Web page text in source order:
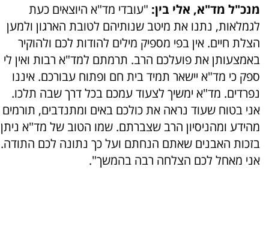
מנכ"ל מד"א, אלי בין: "עובדי מד"א היוצאים כעת
לגמלאות, נתנו את מיטב שנותיהם לטובת הארגון ולמען
הצלת חיים. אין בפי מספיק מילים להודות לכם ולהוקיר
באמצעותן את פועלכם הרב. תרמתם למד"א רבות ואין לי
ספק כי מד"א יישאר תמיד בית חם ופתוח עבורכם. איננו
נפרדים. מד"א ימשיך לצעוד עמכם בכל דרך שבה תלכו.
אני בטוח שעוד נראה את כולכם באים ומתנדבים, תורמים
מהידע ומהניסיון הרב שצברתם. שמו הטוב של מד"א ניתן
בזכות האבנים שאתם הנחתם ועל כך נתונה לכם התודה.
אני מאחל לכם הצלחה רבה בהמשך".